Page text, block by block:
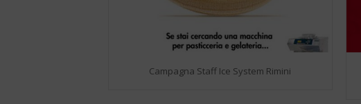
Campagna Staff Ice System Rimini